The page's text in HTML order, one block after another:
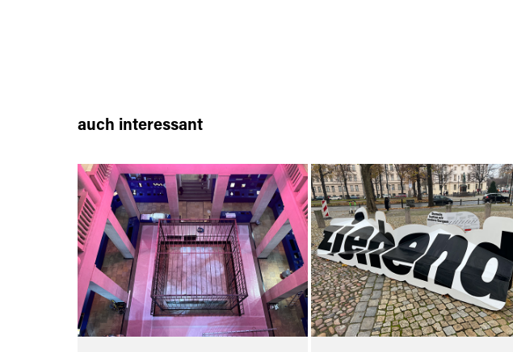
auch interessant